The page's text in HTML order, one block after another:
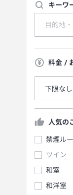
キーワ
料金 /
下限なし
人気の
禁煙ル
ツイン
和室
和洋室